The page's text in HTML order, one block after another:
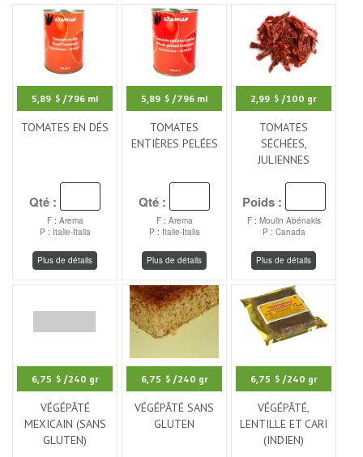
5,89 $ /796 ml
TOMATES EN DÉS
Qté :
F : Arema
P : Italie-Italia
Plus de détails
5,89 $ /796 ml
TOMATES
ENTIÈRES PELÉES
Qté :
F : Arema
P : Italie-Italia
Plus de détails
2,99 $ /100 gr
TOMATES
SÉCHÉES,
JULIENNES
Poids :
F : Moulin Abénakis
P : Canada
Plus de détails
6,75 $ /240 gr
VÉGÉPÂTÉ
MEXICAIN (SANS
GLUTEN)
6,75 $ /240 gr
VÉGÉPÂTÉ SANS
GLUTEN
6,75 $ /240 gr
VÉGÉPÂTÉ,
LENTILLE ET CARI
(INDIEN)